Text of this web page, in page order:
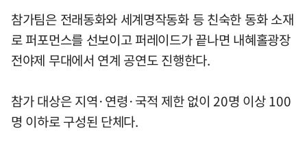
참가팀은 전래동화와 세계명작동화 등 친숙한 동화 소재
로 퍼포먼스를 선보이고 퍼레이드가 끝나면 내혜홀광장
전야제 무대에서 연계 공연도 진행한다.
참가 대상은 지역·연령·국적 제한 없이 20명 이상 100
명 이하로 구성된 단체다.